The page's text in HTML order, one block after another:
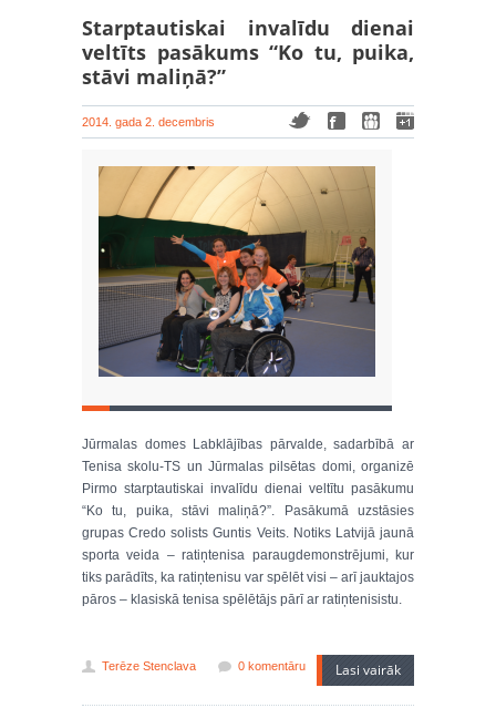
Starptautiskai invalīdu dienai
veltīts pasākums “Ko tu, puika,
stāvi maliņā?”
2014. gada 2. decembris
Jūrmalas domes Labklājības pārvalde, sadarbībā ar
Tenisa skolu-TS un Jūrmalas pilsētas domi, organizē
Pirmo starptautiskai invalīdu dienai veltītu pasākumu
“Ko tu, puika, stāvi maliņā?”. Pasākumā uzstāsies
grupas Credo solists Guntis Veits. Notiks Latvijā jaunā
sporta veida – ratiņtenisa paraugdemonstrējumi, kur
tiks parādīts, ka ratiņtenisu var spēlēt visi – arī jauktajos
pāros – klasiskā tenisa spēlētājs pārī ar ratiņtenisistu.
Terēze Stenclava 0 komentāru Lasi vairāk